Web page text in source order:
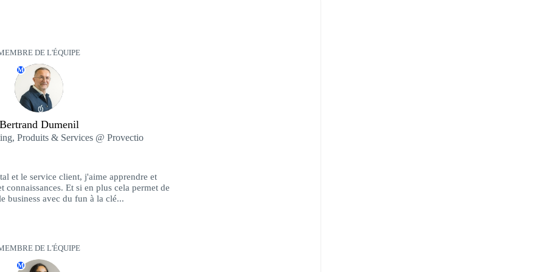
DE L'ÉQUIPE
M
Dumenil
Produits & Services @ Provectio
et le service client, j'aime apprendre et
connaissances. Et si en plus cela permet de
business avec du fun à la clé...
DE L'ÉQUIPE
M